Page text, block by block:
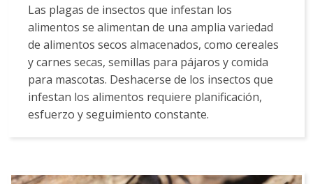
Las plagas de insectos que infestan los
alimentos se alimentan de una amplia variedad
de alimentos secos almacenados, como cereales
y carnes secas, semillas para pájaros y comida
para mascotas. Deshacerse de los insectos que
infestan los alimentos requiere planificación,
esfuerzo y seguimiento constante.